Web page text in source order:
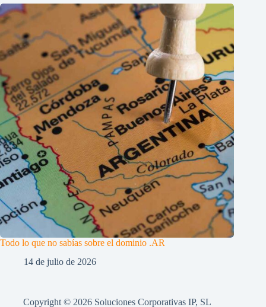
Todo lo que no sabías sobre el dominio .AR
14 de julio de 2026
Copyright © 2026 Soluciones Corporativas IP, SL